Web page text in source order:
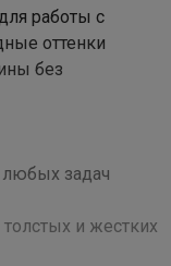
работы с
оттенки
без
задач
и жестких